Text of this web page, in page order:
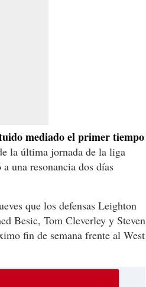
mediado el primer tiempo
la última jornada de la liga
una resonancia dos días
que los defensas Leighton
Besic, Tom Cleverley y Steven
fin de semana frente al West